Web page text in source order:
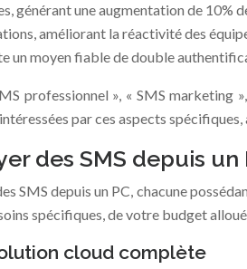
générant une augmentation de 10%
améliorant la réactivité des
un moyen fiable de double
professionnel », « SMS
par ces aspects
des SMS depuis
SMS depuis un PC, chacune
spécifiques, de votre budget
cloud complète